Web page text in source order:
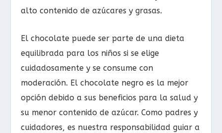
alto contenido de azúcares y grasas.
El chocolate puede ser parte de una dieta
equilibrada para los niños si se elige
cuidadosamente y se consume con
moderación. El chocolate negro es la mejor
opción debido a sus beneficios para la salud y
su menor contenido de azúcar. Como padres y
cuidadores, es nuestra responsabilidad guiar a